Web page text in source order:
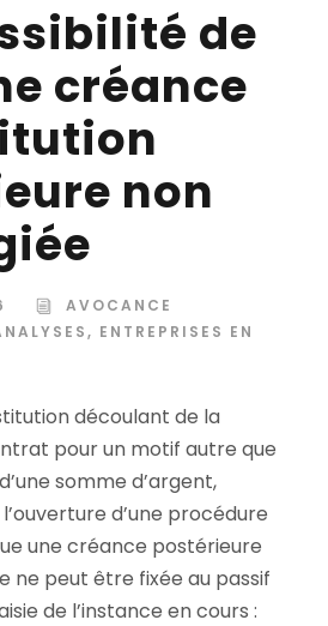
de
créance
non
AVOCANCE
, ENTREPRISES EN
découlant de la
pour un motif autre que
somme d’argent,
d’une procédure
une créance postérieure
ne peut être fixée au passif
de l’instance en cours :